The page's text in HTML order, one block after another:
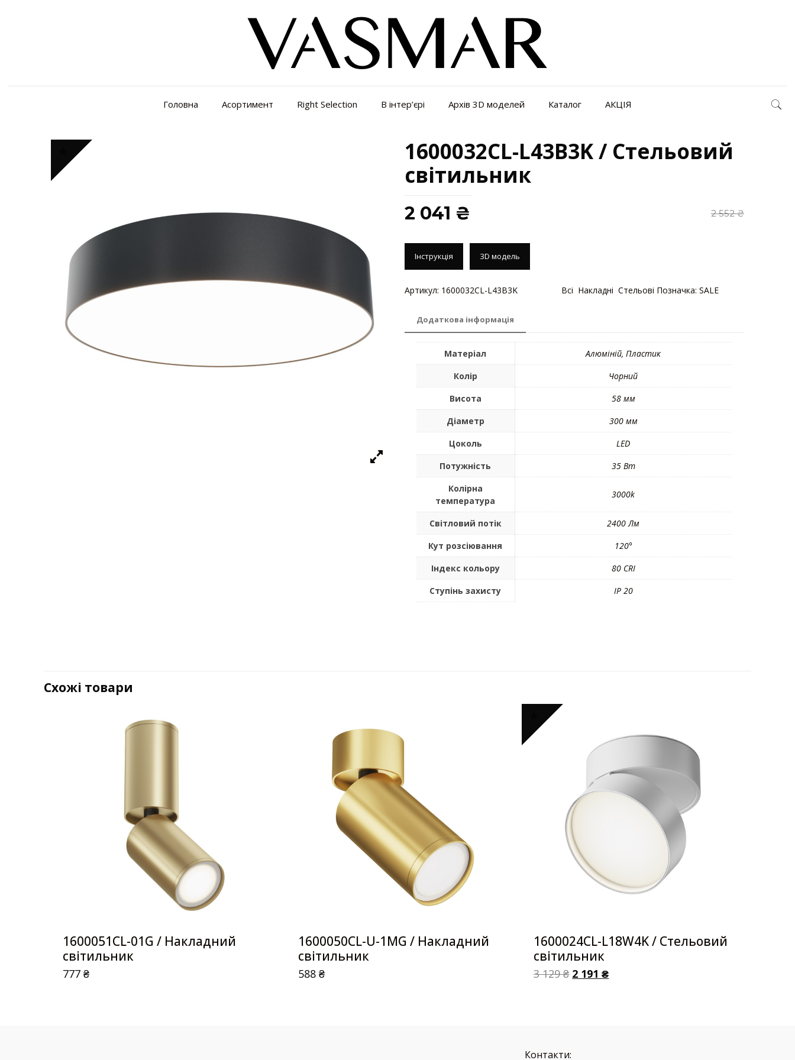
Головна Асортимент Right Selection В інтер’єрі Архів 3D моделей Каталог АКЦІЯ
1600032CL-L43B3K / Стельовий
світильник
2 552₴
2 041 ₴
Інструкція 3D модель
Артикул: 1600032CL-L43B3K Bсі Накладні Стельові Позначка: SALE
Додаткова інформація
Матеріал
Алюміній, Пластик
Колір
Чорний
Висота
58 мм
Діаметр
300 мм
Цоколь
LED
Потужність
35 Вт
Колірна
температура
3000k
Світловий потік
2400 Лм
Кут розсіювання
120°
Індекс кольору
80 CRI
Ступінь захисту
IP 20
Схожі товари
1600051CL-01G / Накладний
світильник
777₴
1600050CL-U-1MG / Накладний
світильник
588₴
1600024CL-L18W4K / Стельовий
світильник
3 129₴ 2 191₴
Контакти: